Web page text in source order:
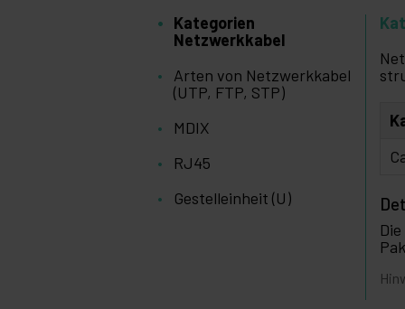
Kategorien
Netzwerkkabel
Arten von Netzwerkkabel
(UTP, FTP, STP)
MDIX
RJ45
Gestelleinheit (U)